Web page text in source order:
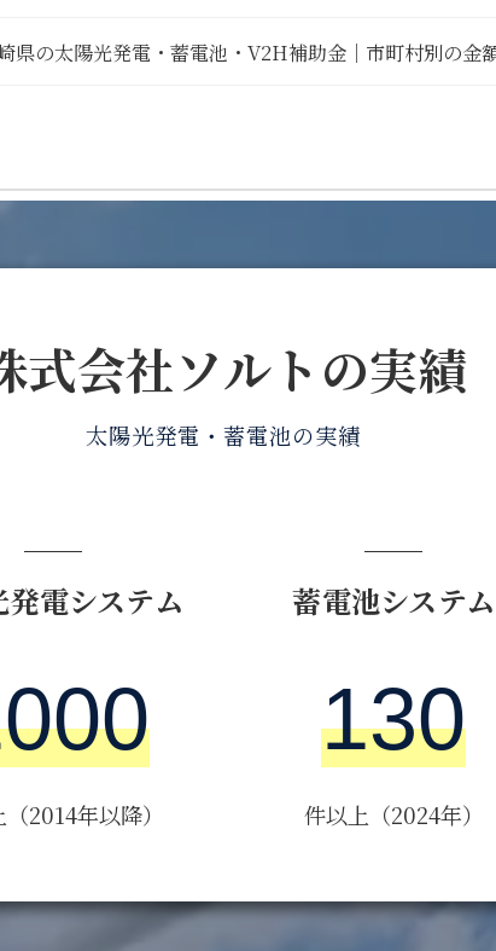
県の太陽光発電・蓄電池・V2H補助金｜市町村別の金
式会社ソルトの実績
太陽光発電・蓄電池の実績
発電システム
2014年以降）
蓄電池システム
130
件以上（2024年）